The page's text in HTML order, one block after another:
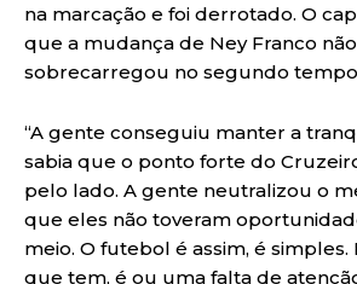
na marcação e foi derrotado. O
que a mudança de Ney Franco
sobrecarregou no segundo
“A gente conseguiu manter a
sabia que o ponto forte do
pelo lado. A gente neutralizou o
que eles não toveram
meio. O futebol é assim, é
que tem, é ou uma falta de